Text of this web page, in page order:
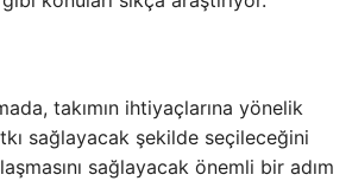
takımın ihtiyaçlarına yönelik
sağlayacak şekilde seçileceğini
sağlayacak önemli bir adım